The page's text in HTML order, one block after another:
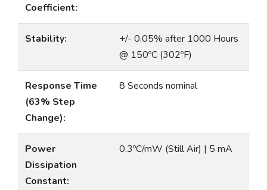
Coefficient:
Stability:
+/- 0.05% after 1000 Hours
@ 150ºC (302ºF)
Response Time
(63% Step
Change):
8 Seconds nominal
Power
Dissipation
Constant:
0.3ºC/mW (Still Air) | 5 mA